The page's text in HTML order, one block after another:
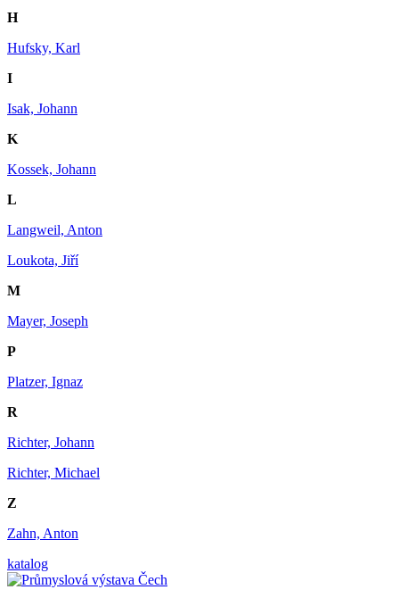
H
Hufsky, Karl
I
Isak, Johann
K
Kossek, Johann
L
Langweil, Anton
Loukota, Jiří
M
Mayer, Joseph
P
Platzer, Ignaz
R
Richter, Johann
Richter, Michael
Z
Zahn, Anton
katalog